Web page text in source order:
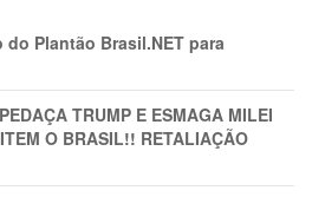
Plantão Brasil.NET para
TRUMP E ESMAGA MILEI
O BRASIL!! RETALIAÇÃO